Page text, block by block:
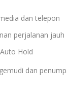
dan telepon
perjalanan jauh
Hold
dan